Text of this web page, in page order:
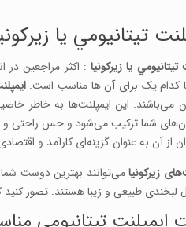
تيتانيومي يا
تيتانيومي يا زيرکونيا: اکثر مراجعین
کدام یک برای آن ها مناسب است.
می‌باشند. این ایمپلنت‌ها به خاطر
شما ترکیب می‌شود و حس راحتی و
از آن به عنوان گزینه‌ای کارآمد و
زیرکونیامی‌توانند بهترین دوست شما
لبخندی طبیعی و زیبا هستند. تصور